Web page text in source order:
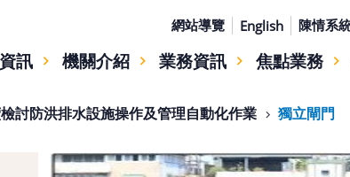
網站導覽 English 陳情系
訊 機關介紹 業務資訊 焦點業務
討防洪排水設施操作及管理自動化作業 獨立閘門